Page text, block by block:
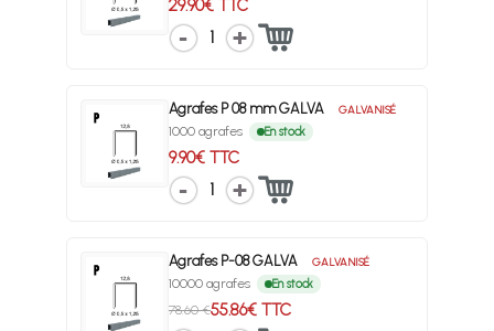
29.90€ TTC
1
Agrafes P 08 mm GALVA GALVANISÉ
1000 agrafes En stock
9.90€ TTC
1
Agrafes P-08 GALVA GALVANISÉ
10000 agrafes En stock
78.60 €55.86€ TTC